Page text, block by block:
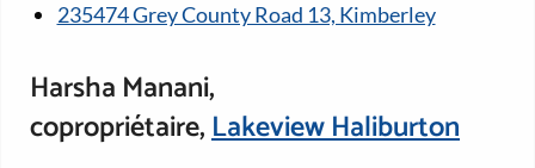
235474 Grey County Road 13, Kimberley
Harsha Manani,
copropriétaire,Lakeview Haliburton